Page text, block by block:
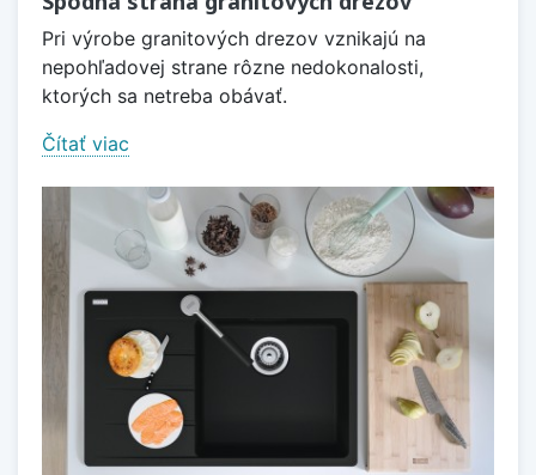
Pri výrobe granitových drezov vznikajú na
nepohľadovej strane rôzne nedokonalosti,
ktorých sa netreba obávať.
Čítať viac